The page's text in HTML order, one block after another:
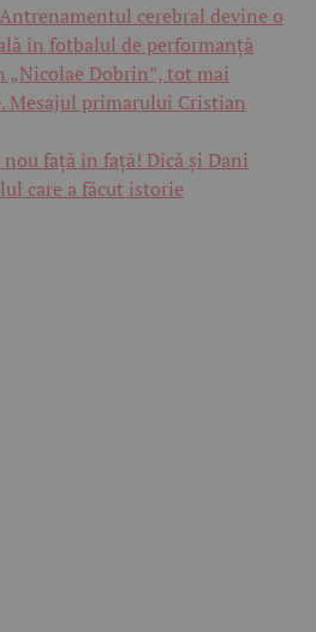
cerebral devine o
în fotbalul de performanță
Dobrin”, tot mai
Mesajul primarului Cristian
față în față! Dică și Dani
care a făcut istorie